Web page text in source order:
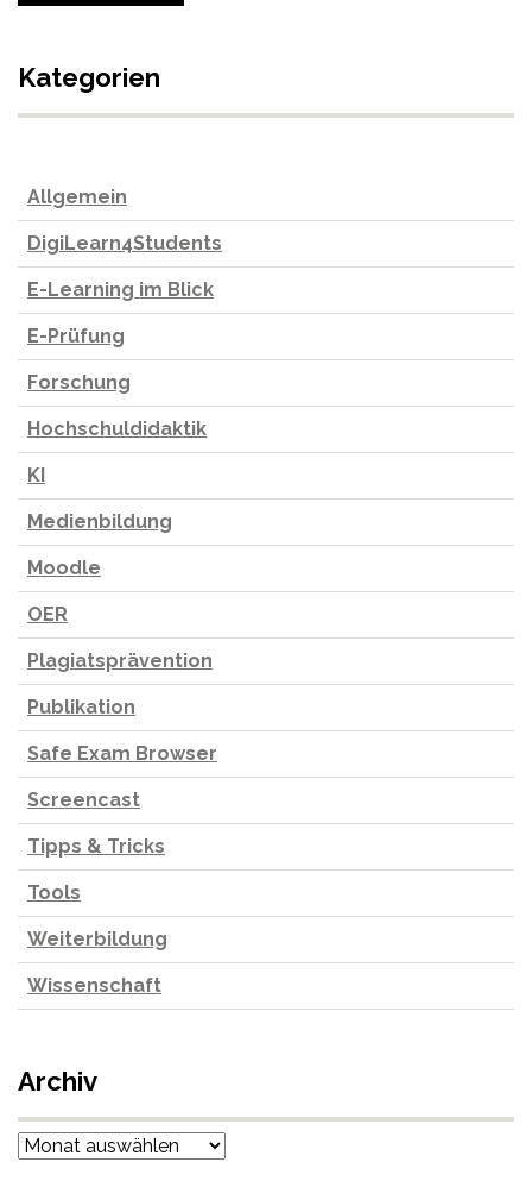
Kategorien
Allgemein
DigiLearn4Students
E-Learning im Blick
E-Prüfung
Forschung
Hochschuldidaktik
KI
Medienbildung
Moodle
OER
Plagiatsprävention
Publikation
Safe Exam Browser
Screencast
Tipps & Tricks
Tools
Weiterbildung
Wissenschaft
Archiv
Archiv